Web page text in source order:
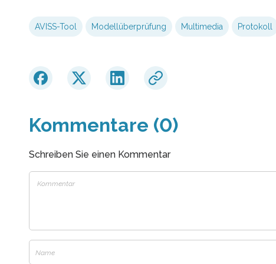
AVISS-Tool Modellüberprüfung Multimedia Protokoll
Kommentare (0)
Schreiben Sie einen Kommentar